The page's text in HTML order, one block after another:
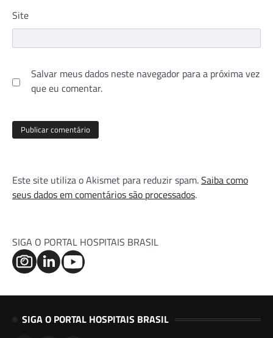
Site
Salvar meus dados neste navegador para a próxima vez
que eu comentar.
Este site utiliza o Akismet para reduzir spam.Saiba como
seus dados em comentários são processados.
SIGA O PORTAL HOSPITAIS BRASIL
SIGA O PORTAL HOSPITAIS BRASIL